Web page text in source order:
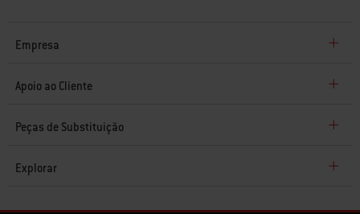
Empresa
Apoio ao Cliente
Peças de Substituição
Explorar